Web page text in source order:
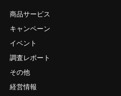
商品サービス
キャンペーン
イベント
調査レポート
その他
経営情報